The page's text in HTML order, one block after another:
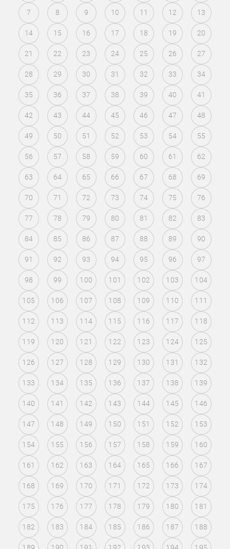
7 8 9 10 11 12 13
14 15 16 17 18 19 20
21 22 23 24 25 26 27
28 29 30 31 32 33 34
35 36 37 38 39 40 41
42 43 44 45 46 47 48
49 50 51 52 53 54 55
56 57 58 59 60 61 62
63 64 65 66 67 68 69
70 71 72 73 74 75 76
77 78 79 80 81 82 83
84 85 86 87 88 89 90
91 92 93 94 95 96 97
98 99 100 101 102 103 104
105 106 107 108 109 110 111
112 113 114 115 116 117 118
119 120 121 122 123 124 125
126 127 128 129 130 131 132
133 134 135 136 137 138 139
140 141 142 143 144 145 146
147 148 149 150 151 152 153
154 155 156 157 158 159 160
161 162 163 164 165 166 167
168 169 170 171 172 173 174
175 176 177 178 179 180 181
182 183 184 185 186 187 188